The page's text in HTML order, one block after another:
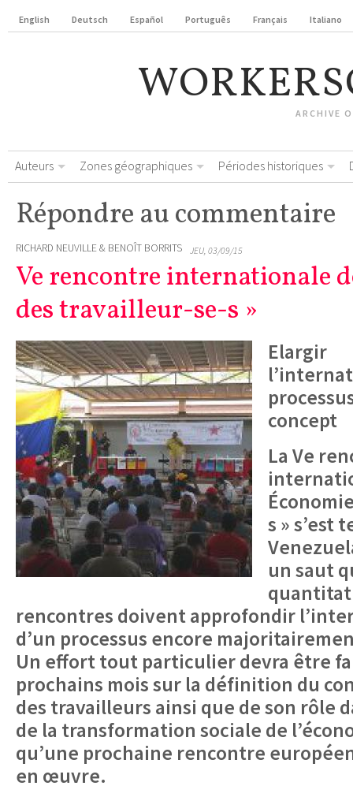
English Deutsch Español Português Français Italiano
ARCHIVE
Auteurs Zones géographiques Périodes historiques
Répondre au commentaire
RICHARD NEUVILLE & BENOÎT BORRITS JEU, 03/09/15
Ve rencontre internationale
des travailleur-se-s »
Elargir
concept
La Ve
s » s’est
un saut
rencontres doivent approfondir
d’un processus encore
Un effort tout particulier devra être
prochains mois sur la définition du
des travailleurs ainsi que de son rôle
de la transformation sociale de
qu’une prochaine rencontre
en œuvre.